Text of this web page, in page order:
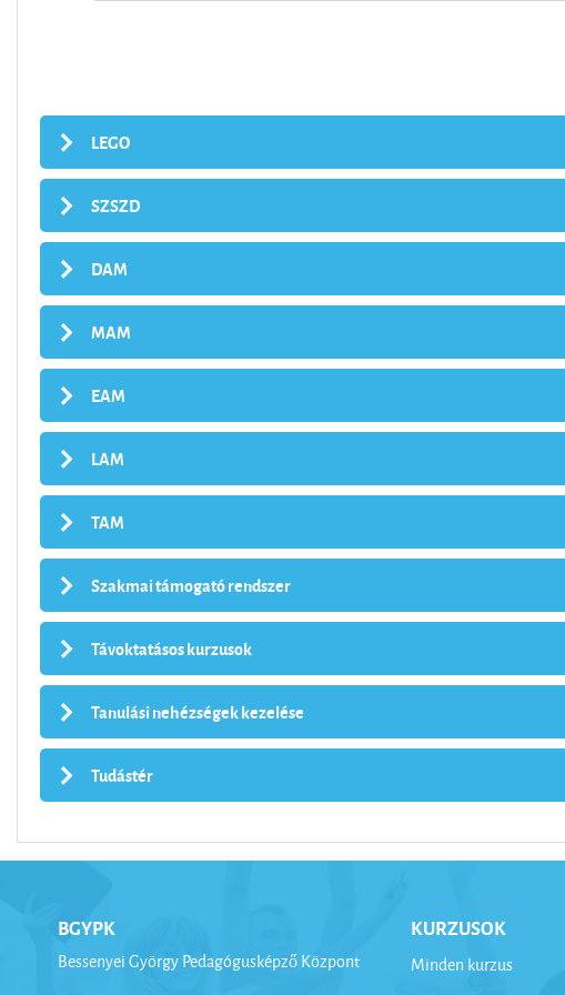
LEGO
SZSZD
DAM
MAM
EAM
LAM
TAM
Szakmai támogató rendszer
Távoktatásos kurzusok
Tanulási nehézségek kezelése
Tudástér
BGYPK
Bessenyei György Pedagógusképző Központ
KURZUSOK
Minden kurzus